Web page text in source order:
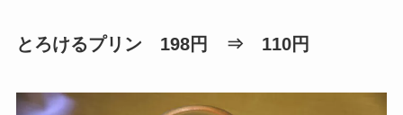
とろけるプリン 198円 ⇒ 110円